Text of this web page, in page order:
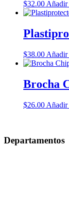
$32.00 Añadir
$38.00 Añadir
Brocha
$26.00 Añadir
Departamentos